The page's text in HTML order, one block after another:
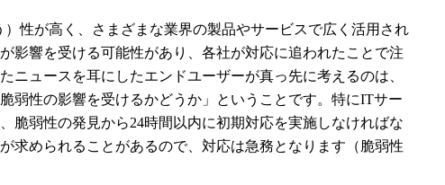
性が高く、さまざまな業界の製品やサービスで広く活用され
影響を受ける可能性があり、各社が対応に追われたことで注
ニュースを耳にしたエンドユーザーが真っ先に考えるのは、
弱性の影響を受けるかどうか」ということです。特にITサー
脆弱性の発見から24時間以内に初期対応を実施しなければな
求められることがあるので、対応は急務となります（脆弱性